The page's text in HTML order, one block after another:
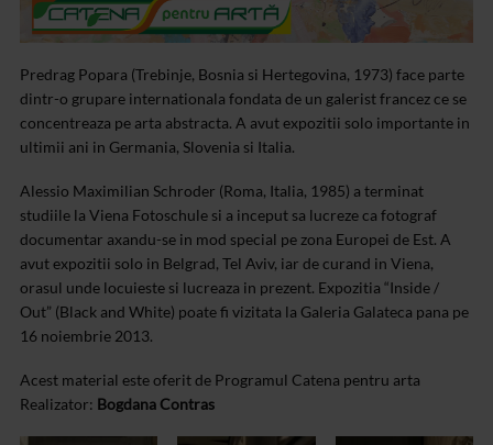
Predrag Popara (Trebinje, Bosnia si Hertegovina, 1973) face parte
dintr-o grupare internationala fondata de un galerist francez ce se
concentreaza pe arta abstracta. A avut expozitii solo importante in
ultimii ani in Germania, Slovenia si Italia.
Alessio Maximilian Schroder (Roma, Italia, 1985) a terminat
studiile la Viena Fotoschule si a inceput sa lucreze ca fotograf
documentar axandu-se in mod special pe zona Europei de Est. A
avut expozitii solo in Belgrad, Tel Aviv, iar de curand in Viena,
orasul unde locuieste si lucreaza in prezent. Expozitia “Inside /
Out” (Black and White) poate fi vizitata la Galeria Galateca pana pe
16 noiembrie 2013.
Acest material este oferit de Programul Catena pentru arta
Realizator: Bogdana Contras